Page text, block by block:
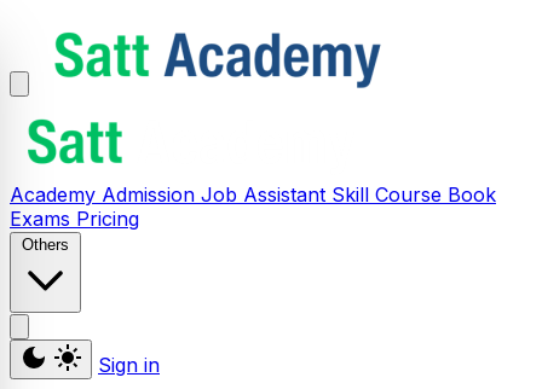
Academy Admission Job Assistant Skill Course Book
Exams Pricing
Others
Sign in